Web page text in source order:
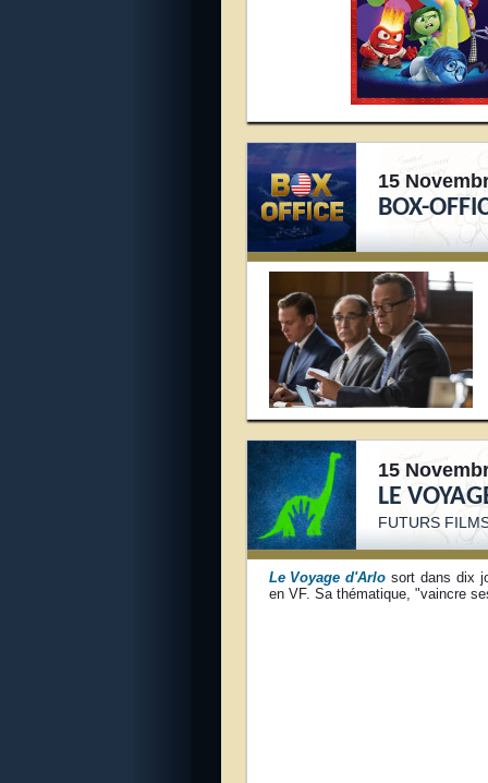
15
BOX-
15
LE
FUTURS
Le Voyage d'Arlo sort dans dix
en VF. Sa thématique, "vaincre